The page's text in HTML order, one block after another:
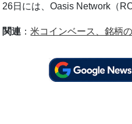
26日には、Oasis Network（
関連 ：米コインベース、銘柄